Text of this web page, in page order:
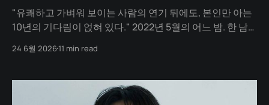
"유쾌하고 가벼워 보이는 사람의 연기 뒤에도, 본인만 아는
10년의 기다림이 얹혀 있다." 2022년 5월의 어느 밤. 한 남
스 「D.P.」의 한호열 역으로 TV 부문 남자 신인 연기상을 받
연 자리를 꿰찬 사람입니다.
24 6월 202611 min read